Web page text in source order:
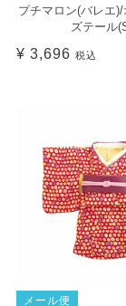
プチマロン(バレエ
ズテール
¥ 3,696 税込
メール便